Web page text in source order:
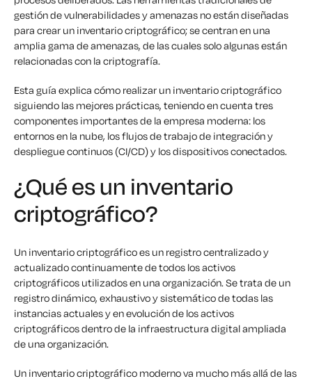
gestión de vulnerabilidades y amenazas no están diseñadas
para crear un inventario criptográfico; se centran en una
amplia gama de amenazas, de las cuales solo algunas están
relacionadas con la criptografía.
Esta guía explica cómo realizar un inventario criptográfico
siguiendo las mejores prácticas, teniendo en cuenta tres
componentes importantes de la empresa moderna: los
entornos en la nube, los flujos de trabajo de integración y
despliegue continuos (CI/CD) y los dispositivos conectados.
¿Qué es un inventario
criptográfico?
Un inventario criptográfico es un registro centralizado y
actualizado continuamente de todos los activos
criptográficos utilizados en una organización. Se trata de un
registro dinámico, exhaustivo y sistemático de todas las
instancias actuales y en evolución de los activos
criptográficos dentro de la infraestructura digital ampliada
de una organización.
Un inventario criptográfico moderno va mucho más allá de las